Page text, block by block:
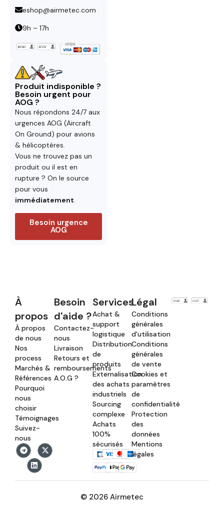
eshop@airmetec.com
9h – 17h
Produit indisponible ?
Besoin urgent pour
AOG ?
Nous répondons 24/7 aux
urgences AOG (Aircraft
On Ground) pour avions
& hélicoptères.
Vous ne trouvez pas un
produit ou il est en
rupture ? On le source
pour vous
immédiatement.
Besoin urgence
AOG
À
propos
À propos
de nous
Nos
process
Marchés &
Références
Pourquoi
nous
choisir
Témoignages
Suivez-
nous
Besoin
d'aide ?
Contactez-
nous
Livraison
Retours et
remboursements
A.O.G ?
Services
Achat &
support
logistique
Distribution
de
produits
Externalisation
des achats
industriels
Sourcing
complexe
Achats
100%
sécurisés
Légal
Conditions
générales
d'utilisation
Conditions
générales
de vente
Cookies et
paramètres
de
confidentialité
Protection
des
données
Mentions
légales
© 2026 Airmetec